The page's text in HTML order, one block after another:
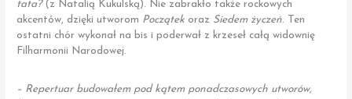
tata?(z Natalią Kukulską). Nie zabrakło także rockowych
akcentów, dzięki utworom Początek oraz Siedem życzeń. Ten
ostatni chór wykonał na bis i poderwał z krzeseł całą widownię
Filharmonii Narodowej.
– Repertuar budowałem pod kątem ponadczasowych utworów,